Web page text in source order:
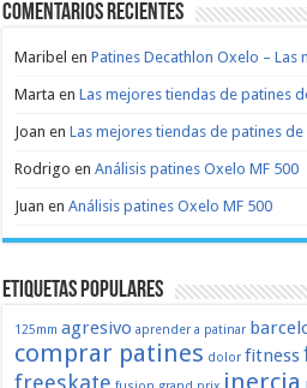
Comentarios recientes
Maribel enPatines Decathlon Oxelo – Las
Marta enLas mejores tiendas de patines
Joan enLas mejores tiendas de patines de
Rodrigo enAnálisis patines Oxelo MF 500
Juan enAnálisis patines Oxelo MF 500
Etiquetas populares
125mm agresivo aprender a patinar
comprar patines dolor fitness
freeskate inercia